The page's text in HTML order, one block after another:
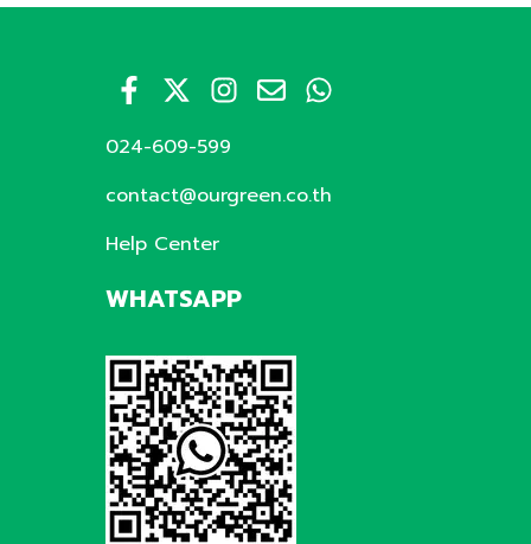
024-609-599
contact@ourgreen.co.th
Help Center
WHATSAPP